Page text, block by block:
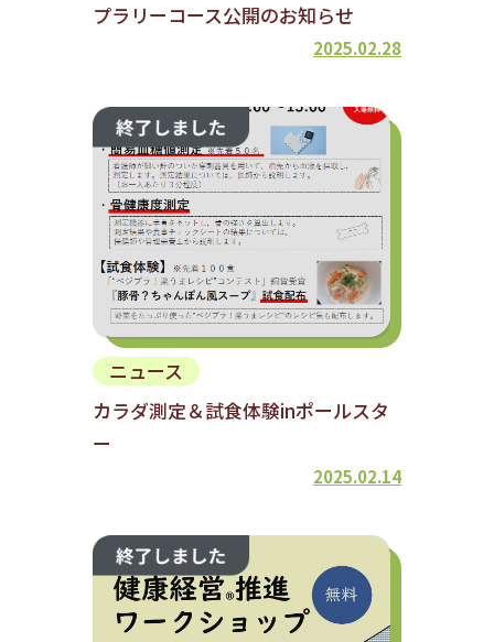
プラリーコース公開のお知らせ
2025.02.28
ニュース
カラダ測定＆試食体験inポールスタ
ー
2025.02.14